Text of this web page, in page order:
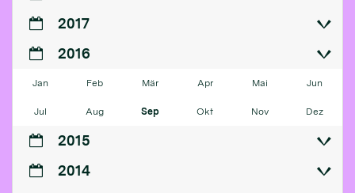
2017
2016
Jan Feb Mär Apr Mai Jun
Jul Aug Sep Okt Nov Dez
2015
2014